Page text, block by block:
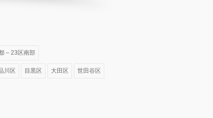
– 23区南部
川区 目黒区 大田区 世田谷区